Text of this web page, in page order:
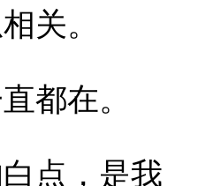
关。
都在。
点，是我